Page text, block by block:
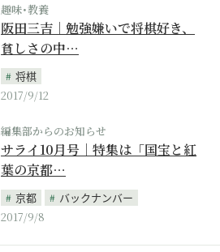
趣味･教養
阪田三吉｜勉強嫌いで将棋好き、
貧しさの中…
将棋
2017/9/12
編集部からのお知らせ
サライ10月号｜特集は「国宝と紅
葉の京都…
京都
バックナンバー
2017/9/8